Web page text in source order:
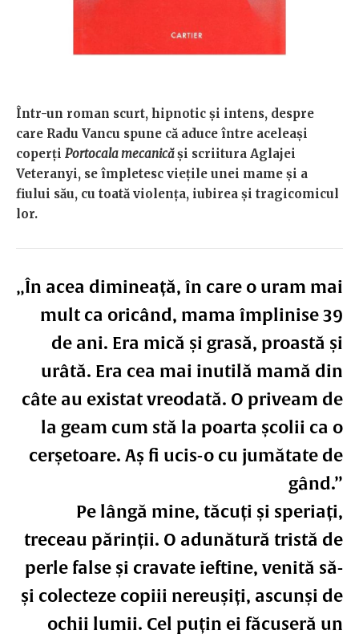
Într-un roman scurt, hipnotic și intens, despre
care Radu Vancu spune că aduce între aceleași
coperți Portocala mecanicăși scriitura Aglajei
Veteranyi, se împletesc viețile unei mame și a
fiului său, cu toată violența, iubirea și tragicomicul
lor.
„În acea dimineață, în care o uram mai
mult ca oricând, mama împlinise 39
de ani. Era mică și grasă, proastă și
urâtă. Era cea mai inutilă mamă din
câte au existat vreodată. O priveam de
la geam cum stă la poarta școlii ca o
cerșetoare. Aș fi ucis-o cu jumătate de
gând.”
Pe lângă mine, tăcuți și speriați,
treceau părinții. O adunătură tristă de
perle false și cravate ieftine, venită să-
și colecteze copiii nereușiți, ascunși de
ochii lumii. Cel puțin ei făcuseră un